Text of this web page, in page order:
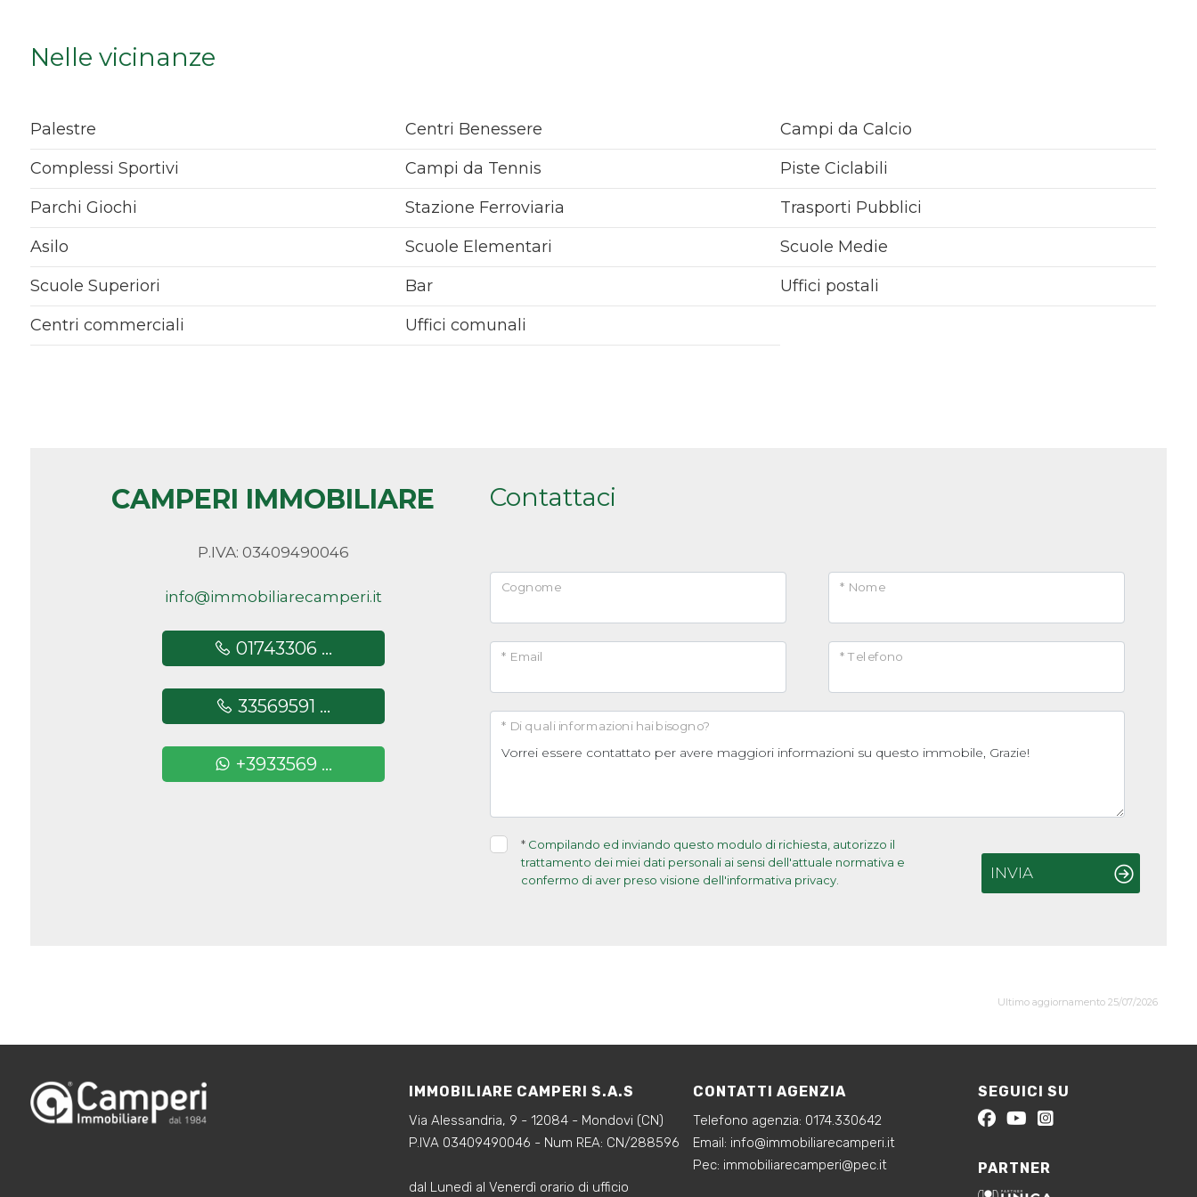
Nelle vicinanze
Palestre Centri Benessere
Campi da Calcio
Complessi Sportivi
Campi da Tennis
Piste Ciclabili
Parchi Giochi
Stazione Ferroviaria
Trasporti Pubblici
Asilo
Scuole Elementari
Scuole Medie
Scuole Superiori
Bar
Uffici postali
Centri commerciali
Uffici comunali
CAMPERI IMMOBILIARE
P.IVA: 03409490046
info@immobiliarecamperi.it
01743306 ...
33569591 ...
+3933569 ...
Contattaci
* Nome
Cognome
* Telefono
* Email
* Di quali informazioni hai bisogno?
* Compilando ed inviando questo modulo di richiesta, autorizzo il
trattamento dei miei dati personali ai sensi dell'attuale normativa e
confermo di aver preso visione dell'informativa privacy.
INVIA
Ultimo aggiornamento 25/07/2026
IMMOBILIARE CAMPERI S.A.S
Via Alessandria, 9 - 12084 - Mondovi (CN)
P.IVA 03409490046 - Num REA: CN/288596
dal Lunedì al Venerdì orario di ufficio
CONTATTI AGENZIA
Telefono agenzia: 0174.330642
‍Email: info@immobiliarecamperi.it
‍Pec: immobiliarecamperi@pec.it
SEGUICI SU
PARTNER
2
3
4
5
5+
4